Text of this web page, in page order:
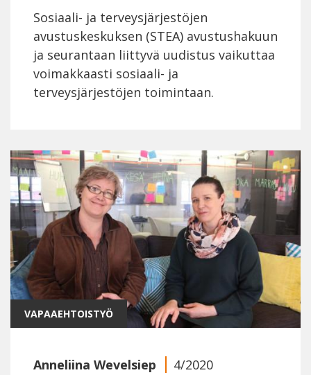
Sosiaali- ja terveysjärjestöjen
avustuskeskuksen (STEA) avustushakuun
ja seurantaan liittyvä uudistus vaikuttaa
voimakkaasti sosiaali- ja
terveysjärjestöjen toimintaan.
VAPAAEHTOISTYÖ
Anneliina Wevelsiep 4/2020